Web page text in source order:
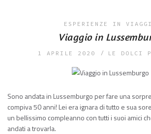
ESPERIENZE IN
Viaggio in
1 APRILE 2020 LE DOLCI
Sono andata in Lussemburgo per fare una
compiva 50 anni! Lei era ignara di tutto e sua
un bellissimo compleanno con tutti i suoi amici
andati a trovarla.